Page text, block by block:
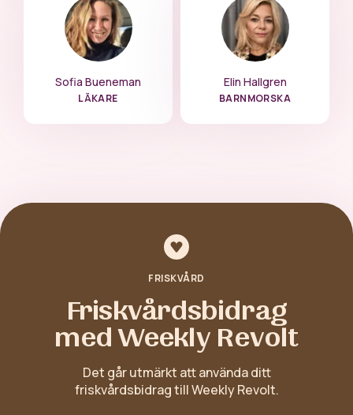
Sofia Bueneman
LÄKARE
Elin Hallgren
BARNMORSKA
FRISKVÅRD
Friskvårdsbidrag
med Weekly Revolt
Det går utmärkt att använda ditt
friskvårdsbidrag till Weekly Revolt.